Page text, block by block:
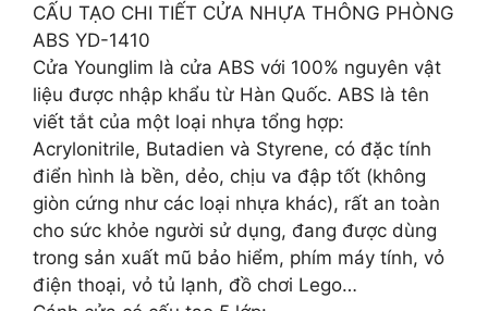
CẤU TẠO CHI TIẾT CỬA NHỰA THÔNG PHÒNG
ABS YD-1410
Cửa Younglim là cửa ABS với 100% nguyên vật
liệu được nhập khẩu từ Hàn Quốc. ABS là tên
viết tắt của một loại nhựa tổng hợp:
Acrylonitrile, Butadien và Styrene, có đặc tính
điển hình là bền, dẻo, chịu va đập tốt (không
giòn cứng như các loại nhựa khác), rất an toàn
cho sức khỏe người sử dụng, đang được dùng
trong sản xuất mũ bảo hiểm, phím máy tính, vỏ
điện thoại, vỏ tủ lạnh, đồ chơi Lego…